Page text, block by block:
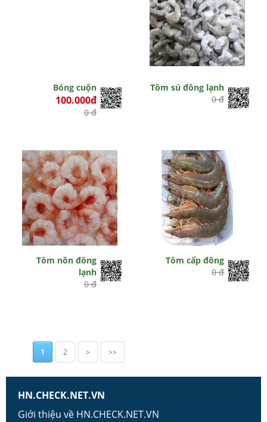
Bóng cuộn
100.000đ
0 đ
Tôm sú đông lạnh
0 đ
Tôm nõn đông
lạnh
0 đ
Tôm cấp đông
0 đ
1 2 > >>
HN.CHECK.NET.VN
Giới thiệu về HN.CHECK.NET.VN